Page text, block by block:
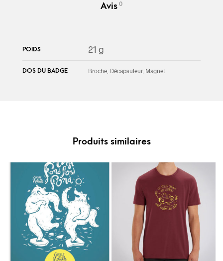
Avis 0
POIDS 21 g
DOS DU BADGE Broche, Décapsuleur, Magnet
Produits similaires